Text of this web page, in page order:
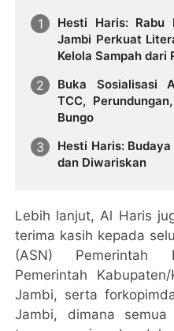
Hesti Haris: Rabu
Jambi Perkuat
Kelola Sampah dari
Buka Sosialisasi
TCC,
Bungo
Hesti Haris:
dan Diwariskan
Lebih lanjut, Al Haris
terima kasih kepada
(ASN) Pemerintah
Pemerintah
Jambi, serta
Jambi, dimana